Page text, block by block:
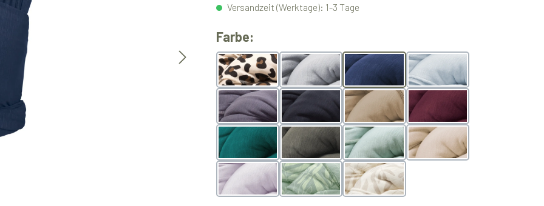
Versandzeit (Werktage): 1-3 Tage
Farbe:
Leo lightgrey navy arctic
slate black nougat
teal olive mint powder
lavender BotanicGreen BotanicVanilla